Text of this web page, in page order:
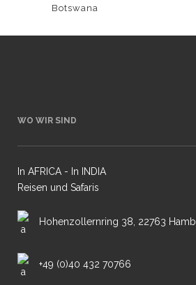
Botswana
WO WIR SIND
In AFRICA - In INDIA
Reisen und Safaris
Hohenzollernring 38, 22763
+49 (0)40 432 70766